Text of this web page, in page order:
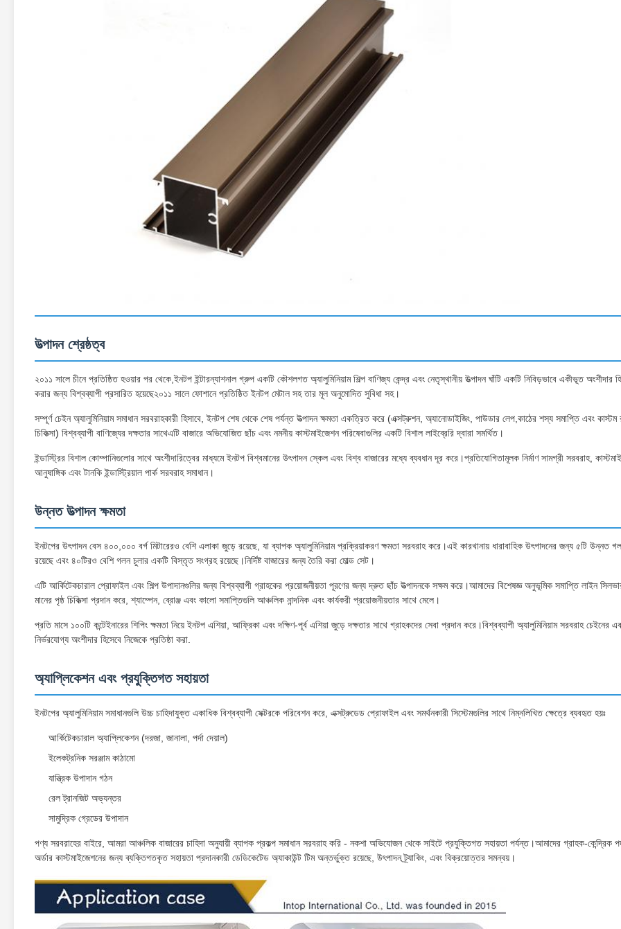
উত্পাদন শ্রেষ্ঠত্ব
২০১১ সালে চীনে প্রতিষ্ঠিত হওয়ার পর থেকে,ইনটপ ইন্টারন্যাশনাল গ্রুপ একটি কৌশলগত অ্যালুমিনিয়াম শিল্প বাণিজ্য কেন্দ্র এবং নেতৃস্থানীয় উত্পাদন ঘাঁটি একটি নিবিড়ভাবে একীভূত অংশীদার
করার জন্য বিশ্বব্যাপী প্রসারিত হয়েছে২০১১ সালে ফোশানে প্রতিষ্ঠিত ইনটপ মেটাল সহ তার মূল অনুমোদিত সুবিধা সহ।
সম্পূর্ণ চেইন অ্যালুমিনিয়াম সমাধান সরবরাহকারী হিসাবে, ইনটপ শেষ থেকে শেষ পর্যন্ত উত্পাদন ক্ষমতা একত্রিত করে (এক্সট্রুশন, অ্যানোডাইজিং, পাউডার লেপ,কাঠের শস্য সমাপ্তি এবং কাস্টম
চিকিত্সা) বিশ্বব্যাপী বাণিজ্যের দক্ষতার সাথেএটি বাজারে অভিযোজিত ছাঁচ এবং নমনীয় কাস্টমাইজেশন পরিষেবাগুলির একটি বিশাল লাইব্রেরি দ্বারা সমর্থিত।
ইন্ডাস্ট্রির বিশাল কোম্পানিগুলোর সাথে অংশীদারিত্বের মাধ্যমে ইনটপ বিশ্বমানের উৎপাদন স্কেল এবং বিশ্ব বাজারের মধ্যে ব্যবধান দূর করে।প্রতিযোগিতামূলক নির্মাণ সামগ্রী সরবরাহ,
আনুষাঙ্গিক এবং টানকি ইন্ডাস্ট্রিয়াল পার্ক সরবরাহ সমাধান।
উন্নত উত্পাদন ক্ষমতা
ইনটপের উৎপাদন বেস ৪০০,০০০ বর্গ মিটারেরও বেশি এলাকা জুড়ে রয়েছে, যা ব্যাপক অ্যালুমিনিয়াম প্রক্রিয়াকরণ ক্ষমতা সরবরাহ করে।এই কারখানায় ধারাবাহিক উৎপাদনের জন্য ৫টি উন্নত
রয়েছে এবং ৪০টিরও বেশি গলন চুলার একটি বিস্তৃত সংগ্রহ রয়েছে।নির্দিষ্ট বাজারের জন্য তৈরি করা মোল্ড সেট।
এটি আর্কিটেকচারাল প্রোফাইল এবং শিল্প উপাদানগুলির জন্য বিশ্বব্যাপী গ্রাহকের প্রয়োজনীয়তা পূরণের জন্য দ্রুত ছাঁচ উত্পাদনকে সক্ষম করে।আমাদের বিশেষজ্ঞ অনুভূমিক সমাপ্তি লাইন
মানের পৃষ্ঠ চিকিত্সা প্রদান করে, শ্যাম্পেন, ব্রোঞ্জ এবং কালো সমাপ্তিগুলি আঞ্চলিক নান্দনিক এবং কার্যকরী প্রয়োজনীয়তার সাথে মেলে।
প্রতি মাসে ১০০টি কন্টেইনারের শিপিং ক্ষমতা নিয়ে ইনটপ এশিয়া, আফ্রিকা এবং দক্ষিণ-পূর্ব এশিয়া জুড়ে দক্ষতার সাথে গ্রাহকদের সেবা প্রদান করে।বিশ্বব্যাপী অ্যালুমিনিয়াম সরবরাহ চেইনের
নির্ভরযোগ্য অংশীদার হিসেবে নিজেকে প্রতিষ্ঠা করা.
অ্যাপ্লিকেশন এবং প্রযুক্তিগত সহায়তা
ইনটপের অ্যালুমিনিয়াম সমাধানগুলি উচ্চ চাহিদাযুক্ত একাধিক বিশ্বব্যাপী সেক্টরকে পরিবেশন করে, এক্সট্রুডেড প্রোফাইল এবং সমর্থনকারী সিস্টেমগুলির সাথে নিম্নলিখিত ক্ষেত্রে ব্যবহৃত হয়ঃ
আর্কিটেকচারাল অ্যাপ্লিকেশন (দরজা, জানালা, পর্দা দেয়াল)
ইলেকট্রনিক সরঞ্জাম কাঠামো
যান্ত্রিক উপাদান গঠন
রেল ট্রানজিট অভ্যন্তর
সামুদ্রিক গ্রেডের উপাদান
পণ্য সরবরাহের বাইরে, আমরা আঞ্চলিক বাজারের চাহিদা অনুযায়ী ব্যাপক প্রকল্প সমাধান সরবরাহ করি - নকশা অভিযোজন থেকে সাইটে প্রযুক্তিগত সহায়তা পর্যন্ত।আমাদের গ্রাহক-কেন্দ্রিক
অর্ডার কাস্টমাইজেশনের জন্য ব্যক্তিগতকৃত সহায়তা প্রদানকারী ডেডিকেটেড অ্যাকাউন্ট টিম অন্তর্ভুক্ত রয়েছে, উৎপাদন ট্র্যাকিং, এবং বিক্রয়োত্তর সমন্বয়।